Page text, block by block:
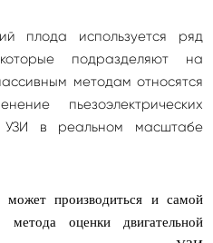
плода используется ряд
подразделяют на
методам относятся
пьезоэлектрических
в реальном масштабе
может производиться и самой
оценки двигательной